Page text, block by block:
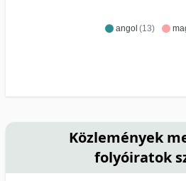
angol (13)
Közlemények
folyóiratok